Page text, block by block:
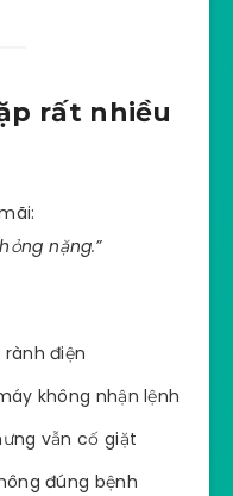
rất nhiều
nặng.”
điện
không nhận lệnh
vẫn cố giặt
đúng bệnh